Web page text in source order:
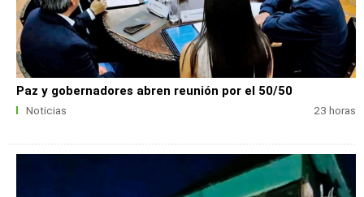
Paz y gobernadores abren reunión por el 50/50
Noticias 23 horas